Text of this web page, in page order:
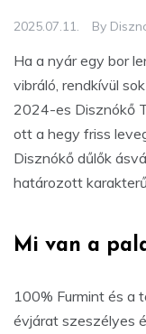
2025.07.11. By
Ha a nyár egy bor
vibráló, rendkívül
2024-es Disznókő
ott a hegy friss
Disznókő dűlők
határozott
Mi van a
100% Furmint és a
évjárat szeszélyes